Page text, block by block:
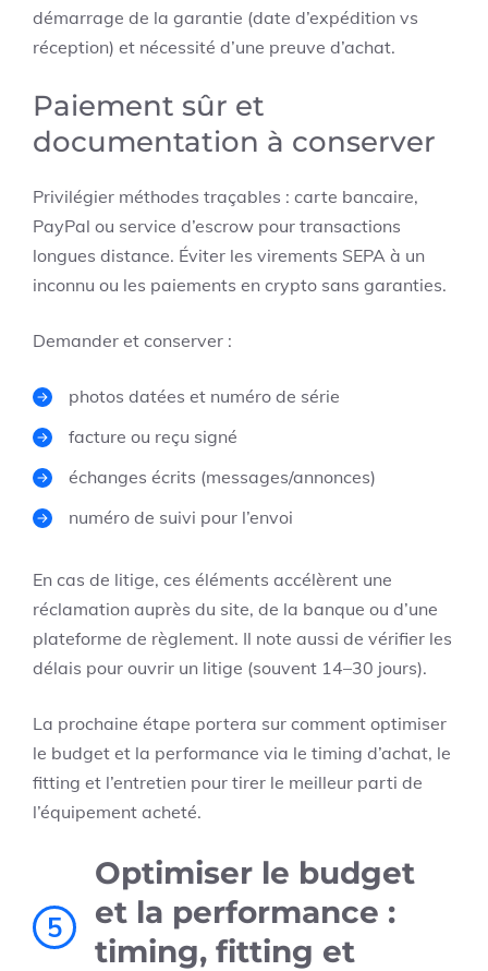
démarrage de la garantie (date d’expédition vs
réception) et nécessité d’une preuve d’achat.
Paiement sûr et
documentation à conserver
Privilégier méthodes traçables : carte bancaire,
PayPal ou service d’escrow pour transactions
longues distance. Éviter les virements SEPA à un
inconnu ou les paiements en crypto sans garanties.
Demander et conserver :
photos datées et numéro de série
facture ou reçu signé
échanges écrits (messages/annonces)
numéro de suivi pour l’envoi
En cas de litige, ces éléments accélèrent une
réclamation auprès du site, de la banque ou d’une
plateforme de règlement. Il note aussi de vérifier les
délais pour ouvrir un litige (souvent 14–30 jours).
La prochaine étape portera sur comment optimiser
le budget et la performance via le timing d’achat, le
fitting et l’entretien pour tirer le meilleur parti de
l’équipement acheté.
5
Optimiser le budget
et la performance :
timing, fitting et